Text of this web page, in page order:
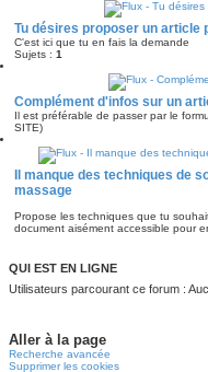
Tu désires proposer un article
C'est ici que tu en fais la demande
Sujets : 1
Complément d'infos sur un
Il est préférable de passer par le
SITE)
Il manque des techniques de
massage
Propose les techniques que tu
document aisément accessible pour
QUI EST EN LIGNE
Utilisateurs parcourant ce forum :
Aller à la page
Recherche avancée
Supprimer les cookies